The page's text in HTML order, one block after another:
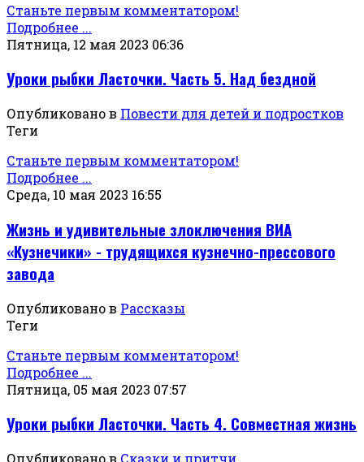
Станьте первым комментатором!
Подробнее ...
Пятница, 12 мая 2023 06:36
Уроки рыбки Ласточки. Часть 5. Над бездной
Опубликовано в Повести для детей и подростков
Теги
Станьте первым комментатором!
Подробнее ...
Среда, 10 мая 2023 16:55
Жизнь и удивительные злоключения ВИА
«Кузнечики» - трудящихся кузнечно-прессового
завода
Опубликовано в Рассказы
Теги
Станьте первым комментатором!
Подробнее ...
Пятница, 05 мая 2023 07:57
Уроки рыбки Ласточки. Часть 4. Совместная жизнь
Опубликовано в Сказки и притчи